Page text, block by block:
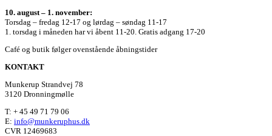
10. august – 1. november:
Torsdag – fredag 12-17 og lørdag – søndag 11-17
1. torsdag i måneden har vi åbent 11-20. Gratis adgang 17-20
Café og butik følger ovenstående åbningstider
KONTAKT
Munkerup Strandvej 78
3120 Dronningmølle
T: + 45 49 71 79 06
E: info@munkeruphus.dk
CVR 12469683